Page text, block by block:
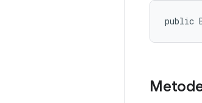
public